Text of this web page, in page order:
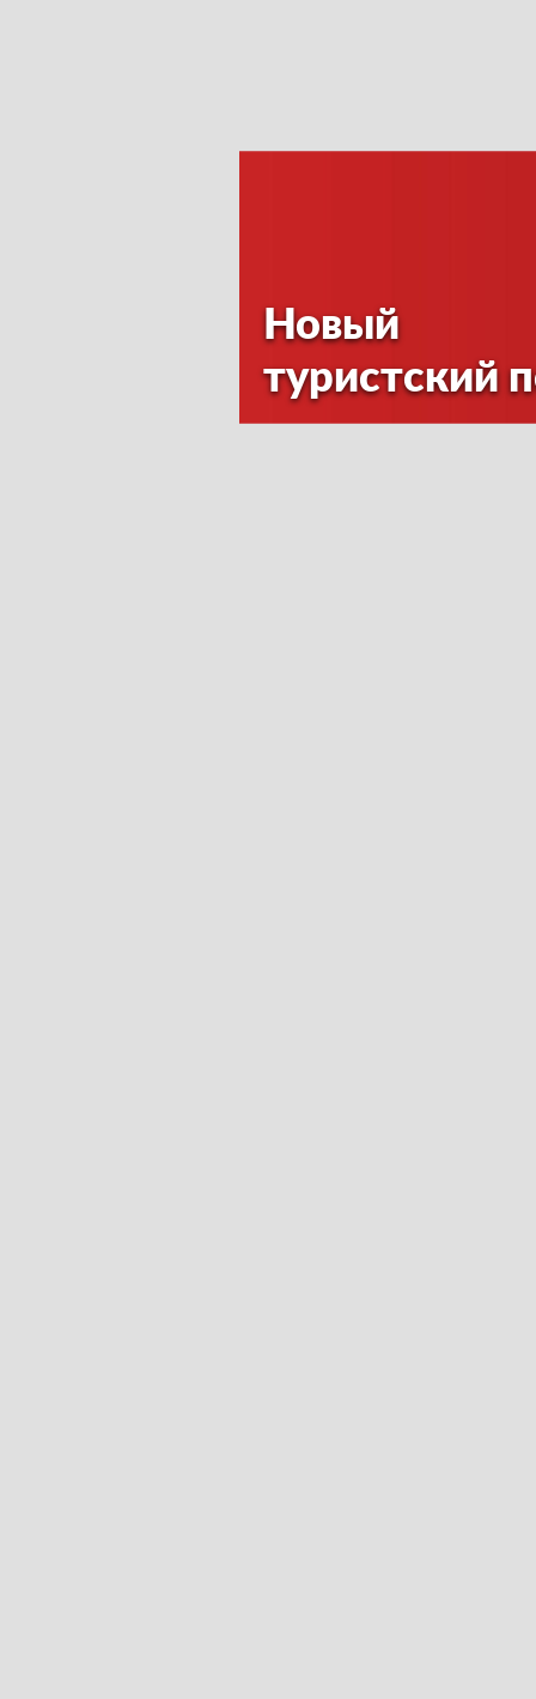
Новый
туристский